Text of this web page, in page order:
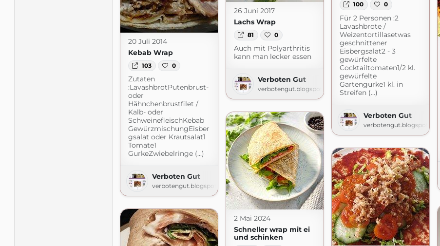
100 0
Für 2 Personen :2
Lavashbrote /
Weizentortillasetwas
geschnittener
Eisbergsalat2 - 3
gewürfelte
Cocktailtomaten1/2 kl.
gewürfelte
Gartengurke1 kl. in
Streifen (...)
Verboten Gut
verbotengut.blogspot.com
26 Juni 2017
Lachs Wrap
81 0
Auch mit Polyarthritis
kann man lecker essen
Verboten Gut
verbotengut.blogspot.com
20 Juli 2014
Kebab Wrap
103 0
Zutaten
:LavashbrotPutenbrust-
oder
Hähnchenbrustfilet /
Kalb- oder
SchweinefleischKebab
GewürzmischungEisber
gsalat oder Krautsalat1
Tomate1
GurkeZwiebelringe (...)
Verboten Gut
verbotengut.blogspot.com
2 Mai 2024
Schneller wrap mit ei
und schinken